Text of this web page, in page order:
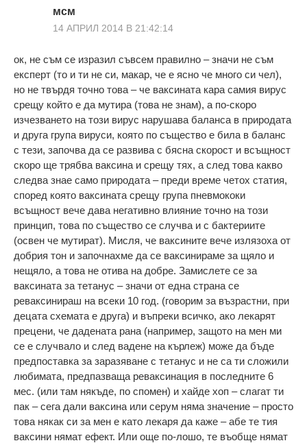
мсм
14 АПРИЛ 2014 В 21:42:14
ок, не съм се изразил съвсем правилно – значи не съм
експерт (то и ти не си, макар, че е ясно че много си чел),
но не твърдя точно това – че ваксината кара самия вирус
срещу който е да мутира (това не знам), а по-скоро
изчезването на този вирус нарушава баланса в природата
и друга група вируси, която по същество е била в баланс
с тези, започва да се развива с бясна скорост и всъщност
скоро ще трябва ваксина и срещу тях, а след това какво
следва знае само природата – преди време четох статия,
според която ваксината срещу група пневмококи
всъщност вече дава негативно влияние точно на този
принцип, това по същество се случва и с бактериите
(освен че мутират). Мисля, че ваксините вече излязоха от
добрия тон и започнахме да се ваксинираме за щяло и
нещяло, а това не отива на добре. Замислете се за
ваксината за тетанус – значи от една страна се
реваксинираш на всеки 10 год. (говорим за възрастни, при
децата схемата е друга) и въпреки всичко, ако лекарят
прецени, че дадената рана (например, защото на мен ми
се е случвало и след вадене на кърлеж) може да бъде
предпоставка за заразяване с тетанус и не са ти сложили
любимата, предпазваща реваксинация в последните 6
мес. (или там някъде, по спомен) и хайде хоп – слагат ти
пак – сега дали ваксина или серум няма значение – просто
това някак си за мен е като лекаря да каже – абе те тия
ваксини нямат ефект. Или още по-лошо, те въобще нямат